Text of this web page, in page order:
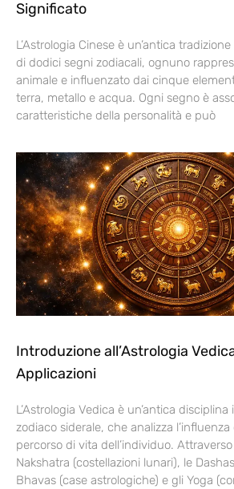
Significato
L’Astrologia Cinese è un’antica
di dodici segni zodiacali, ognuno
animale e influenzato dai cinque
terra, metallo e acqua. Ogni segno è
caratteristiche della personalità e può
Introduzione all’Astrologia
Applicazioni
L’Astrologia Vedica è un’antica
zodiaco siderale, che analizza
percorso di vita dell’individuo.
Nakshatra (costellazioni lunari), le
Bhavas (case astrologiche) e gli Yoga